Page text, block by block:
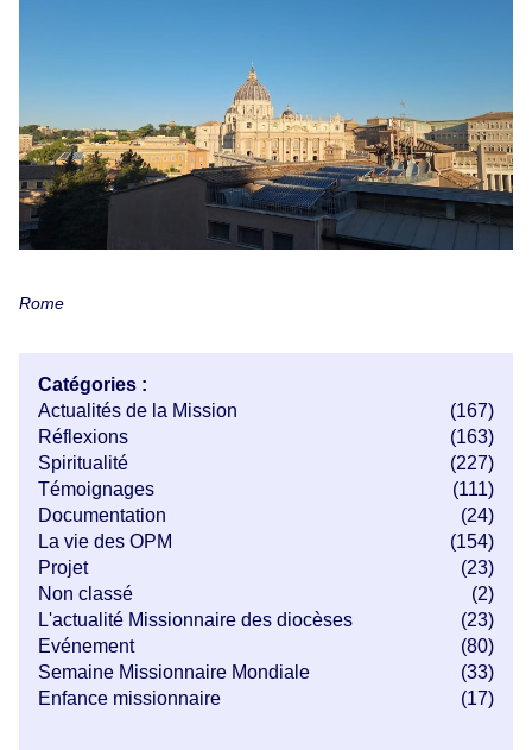
Rome
Catégories :
Actualités de la Mission
(167)
Réflexions
(163)
Spiritualité
(227)
Témoignages
(111)
Documentation
(24)
La vie des OPM
(154)
Projet
(23)
Non classé
(2)
L'actualité Missionnaire des diocèses
(23)
Evénement
(80)
Semaine Missionnaire Mondiale
(33)
Enfance missionnaire
(17)